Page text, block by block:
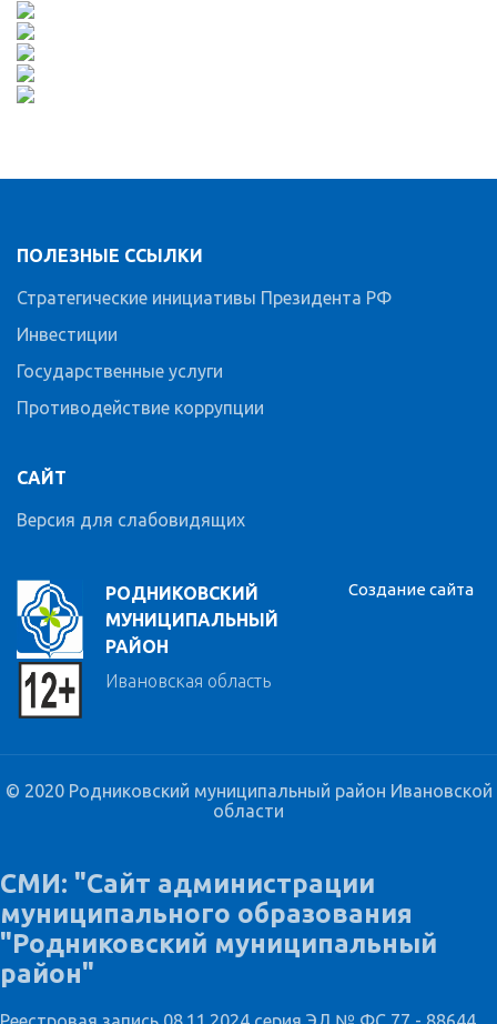
РОДНИКОВСКИЙ
МУНИЦИПАЛЬНЫЙ
РАЙОН
Ивановская область
ПОЛЕЗНЫЕ ССЫЛКИ
Стратегические инициативы Президента РФ
Инвестиции
Государственные услуги
Противодействие коррупции
САЙТ
Версия для слабовидящих
Создание сайта
© 2020 Родниковский муниципальный район Ивановской
области
СМИ: "Сайт администрации
муниципального образования
"Родниковский муниципальный
район"